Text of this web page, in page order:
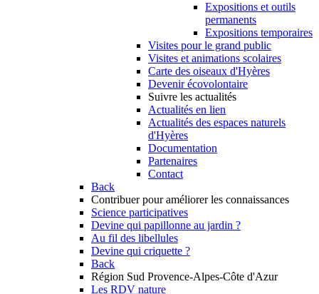
Expositions et outils
permanents
Expositions temporaires
Visites pour le grand public
Visites et animations scolaires
Carte des oiseaux d'Hyères
Devenir écovolontaire
Suivre les actualités
Actualités en lien
Actualités des espaces naturels
d'Hyères
Documentation
Partenaires
Contact
Back
Contribuer pour améliorer les connaissances
Science participatives
Devine qui papillonne au jardin ?
Au fil des libellules
Devine qui criquette ?
Back
Région Sud Provence-Alpes-Côte d'Azur
Les RDV nature